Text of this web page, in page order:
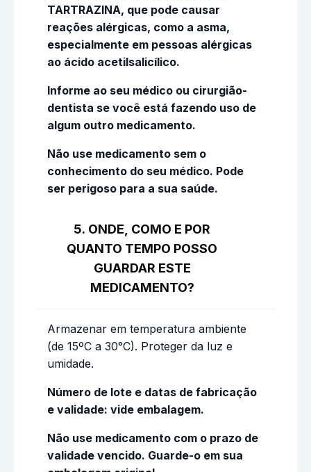
TARTRAZINA, que pode causar
reações alérgicas, como a asma,
especialmente em pessoas alérgicas
ao ácido acetilsalicílico.
Informe ao seu médico ou cirurgião-
dentista se você está fazendo uso de
algum outro medicamento.
Não use medicamento sem o
conhecimento do seu médico. Pode
ser perigoso para a sua saúde.
5. ONDE, COMO E POR
QUANTO TEMPO POSSO
GUARDAR ESTE
MEDICAMENTO?
Armazenar em temperatura ambiente
(de 15ºC a 30°C). Proteger da luz e
umidade.
Número de lote e datas de fabricação
e validade: vide embalagem.
Não use medicamento com o prazo de
validade vencido. Guarde-o em sua